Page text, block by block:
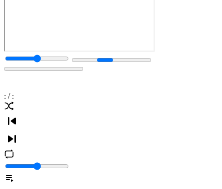
: / :